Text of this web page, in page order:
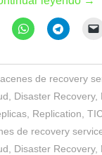
de recovery
Disaster Recovery,
Replication ,
de recovery
Disaster Recovery,